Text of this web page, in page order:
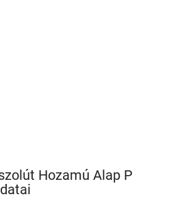
Hozamú Alap P